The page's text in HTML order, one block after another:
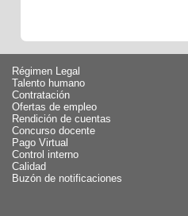
Régimen Legal
Talento humano
Contratación
Ofertas de empleo
Rendición de cuentas
Concurso docente
Pago Virtual
Control interno
Calidad
Buzón de notificaciones